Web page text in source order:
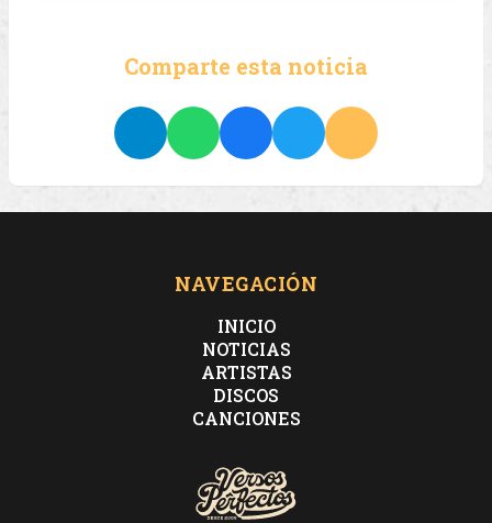
Comparte esta noticia
NAVEGACIÓN
INICIO
NOTICIAS
ARTISTAS
DISCOS
CANCIONES